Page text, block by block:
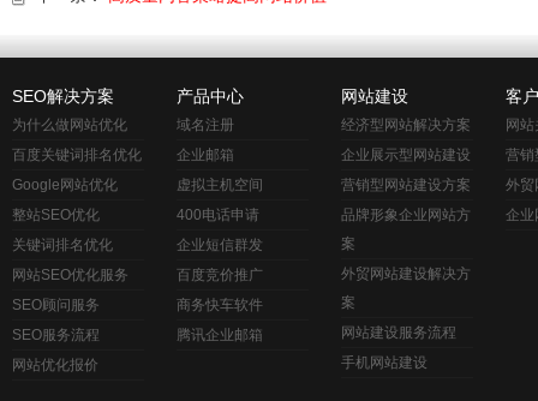
SEO解决方案
为什么做网站优化
百度关键词排名优化
Google网站优化
整站SEO优化
关键词排名优化
网站SEO优化服务
SEO顾问服务
SEO服务流程
网站优化报价
产品中心
域名注册
企业邮箱
虚拟主机空间
400电话申请
企业短信群发
百度竞价推广
商务快车软件
腾讯企业邮箱
网站建设
经济型网站解决方案
企业展示型网站建设
营销型网站建设方案
品牌形象企业网站方
案
外贸网站建设解决方
案
网站建设服务流程
手机网站建设
客
网
营销
外贸
企业